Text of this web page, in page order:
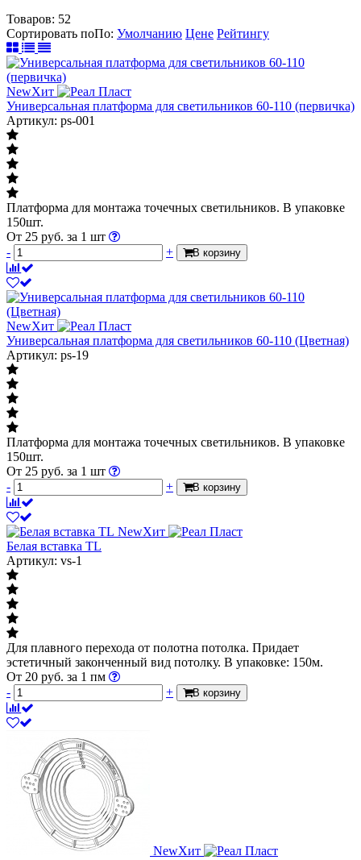
Товаров: 52
Сортировать поПо: Умолчанию Цене Рейтингу
NewХит
Универсальная платформа для светильников 60-110 (первичка)
Артикул: ps-001
Платформа для монтажа точечных светильников. В упаковке
150шт.
От 25 руб. за 1 шт
-
+ В корзину
NewХит
Универсальная платформа для светильников 60-110 (Цветная)
Артикул: ps-19
Платформа для монтажа точечных светильников. В упаковке
150шт.
От 25 руб. за 1 шт
-
+ В корзину
NewХит
Белая вставка TL
Артикул: vs-1
Для плавного перехода от полотна потолка. Придает
эстетичный законченный вид потолку. В упаковке: 150м.
От 20 руб. за 1 пм
-
+ В корзину
NewХит